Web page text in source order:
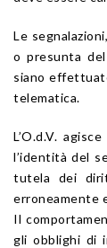
Le
o presunta
siano
telematica.
L’O.d.V.
l’identità del
tutela dei
erroneamente
Il
gli obblighi di